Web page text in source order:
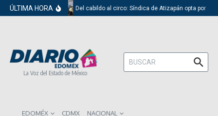
Saltar al contenido
ÚLTIMA HORA Del cabildo al circo: Síndica de Atizapán opta por el
La Voz del Estado de México
Buscar:
EDOMÉX CDMX
NACIONAL